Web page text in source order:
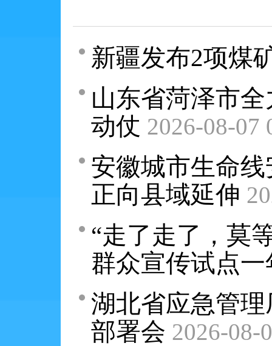
新疆发布2项煤
山东省菏泽市
动仗 2026-08-07
安徽城市生命
正向县域延伸
“走了走了，莫
群众宣传试点一
湖北省应急管
部署会 2026-08-